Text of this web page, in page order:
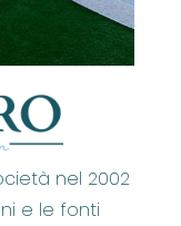
nel 2002
e le fonti